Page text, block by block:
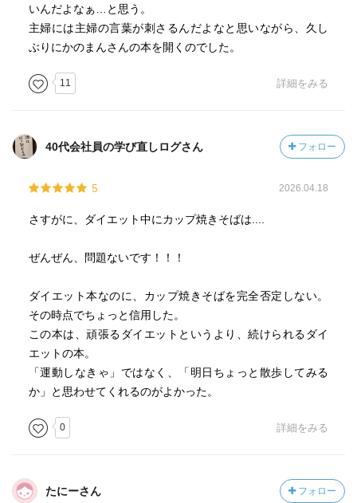
いんだよなぁ…と思う。
主婦には主婦の言葉が刺さるんだよなと思いながら、久し
ぶりにかのまんさんの本を開くのでした。
11 詳細をみる
40代会社員の学び直しログさん フォロー
5 2026.04.18
さすがに、ダイエット中にカップ焼きそばは....
ぜんぜん、問題ないです！！！
ダイエット本なのに、カップ焼きそばを完全否定しない。
その時点でちょっと信用した。
この本は、頑張るダイエットというより、続けられるダイ
エットの本。
「運動しなきゃ」ではなく、「明日ちょっと散歩してみる
か」と思わせてくれるのがよかった。
0 詳細をみる
たにーさん フォロー